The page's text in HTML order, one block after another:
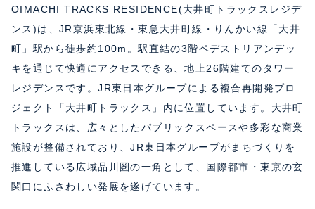
OIMACHI TRACKS RESIDENCE(大井町トラックスレジデ
ンス)は、JR京浜東北線・東急大井町線・りんかい線「大井
町」駅から徒歩約100m。駅直結の3階ペデストリアンデッ
キを通じて快適にアクセスできる、地上26階建てのタワー
レジデンスです。JR東日本グループによる複合再開発プロ
ジェクト「大井町トラックス」内に位置しています。大井町
トラックスは、広々としたパブリックスペースや多彩な商業
施設が整備されており、JR東日本グループがまちづくりを
推進している広域品川圏の一角として、国際都市・東京の玄
関口にふさわしい発展を遂げています。